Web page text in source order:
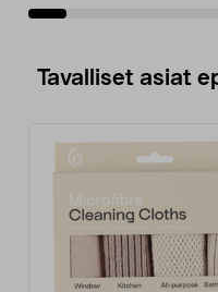
• Moottoripyöräkiinnike –
Tavalliset asiat